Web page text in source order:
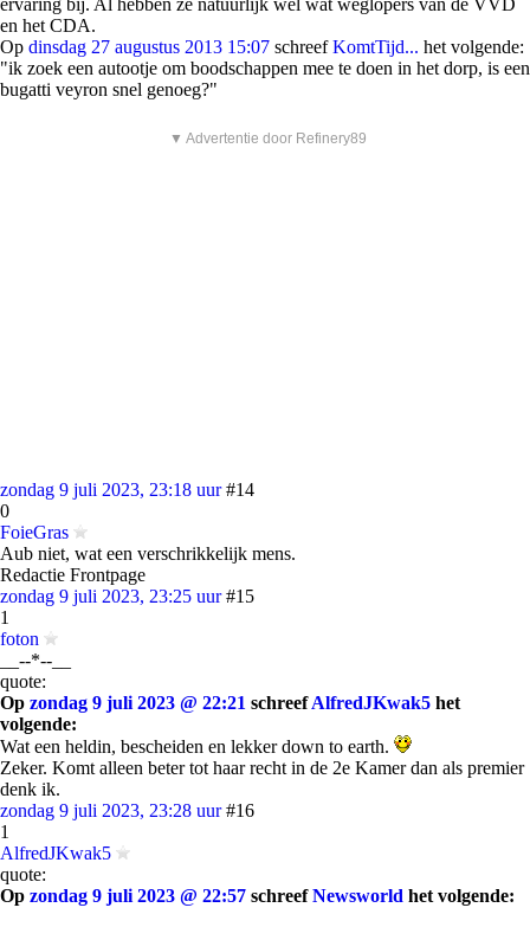
ervaring bij. Al hebben ze natuurlijk wel wat weglopers van de VVD
en het CDA.
Op dinsdag 27 augustus 2013 15:07 schreefKomtTijd... het volgende:
"ik zoek een autootje om boodschappen mee te doen in het dorp, is een
bugatti veyron snel genoeg?"
▼ Advertentie door Refinery89
zondag 9 juli 2023, 23:18 uur #14
0
FoieGras
Aub niet, wat een verschrikkelijk mens.
Redactie Frontpage
zondag 9 juli 2023, 23:25 uur #15
1
foton
__--*--__
quote:
Op zondag 9 juli 2023 @ 22:21 schreefAlfredJKwak5 het
volgende:
Wat een heldin, bescheiden en lekker down to earth.
Zeker. Komt alleen beter tot haar recht in de 2e Kamer dan als premier
denk ik.
zondag 9 juli 2023, 23:28 uur #16
1
AlfredJKwak5
quote:
Op zondag 9 juli 2023 @ 22:57 schreefNewsworld het volgende: